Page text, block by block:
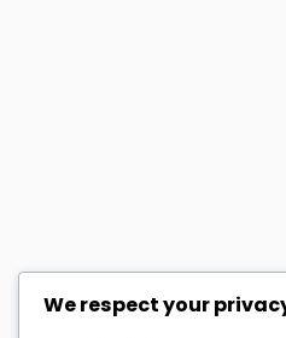
We respect your